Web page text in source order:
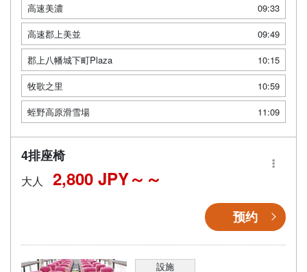
高速美濃
09:33
高速郡上美並
09:49
郡上八幡城下町Plaza
10:15
牧歌之里
10:59
蛭野高原滑雪場
11:09
4排座椅
大人 2,800 JPY～
预约
設施